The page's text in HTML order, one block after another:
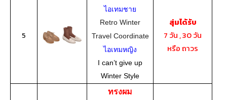
5
ไอเทมชาย
Retro Winter
Travel Coordinate
ไอเทมหญิง
I can’t give up
Winter Style
สุ่มได้รับ
7 วัน , 30 วัน
หรือ ถาวร
ทรงผม